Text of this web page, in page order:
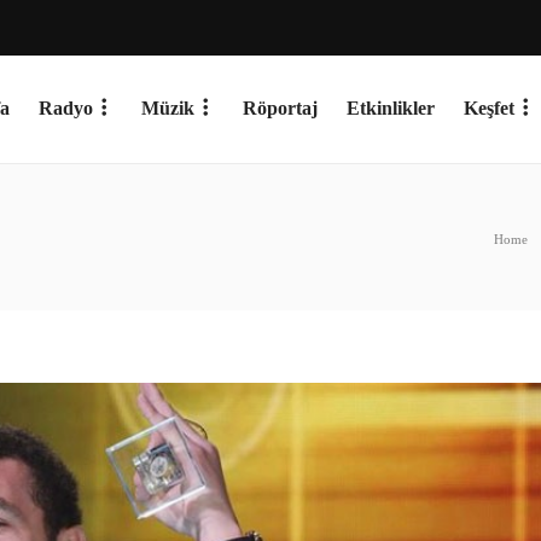
Radyo Müzik Röportaj Etkinlikler Keşfet
Home